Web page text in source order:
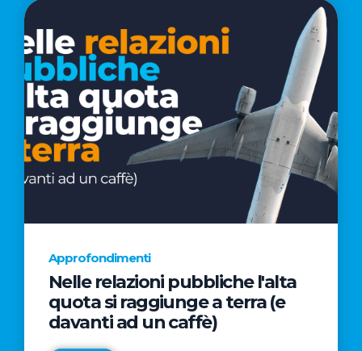
Approfondimenti
Nelle relazioni pubbliche l'alta
quota si raggiunge a terra (e
davanti ad un caffè)